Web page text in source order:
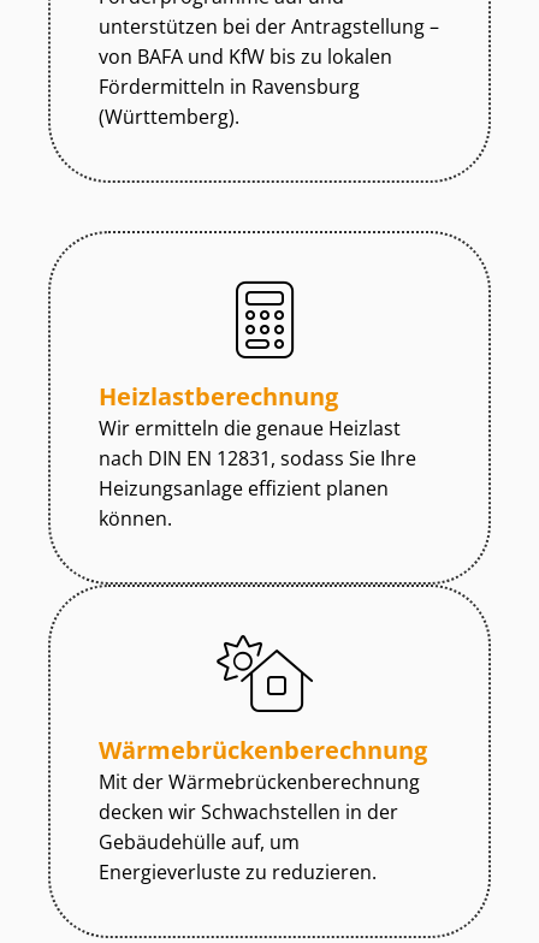
unterstützen bei der Antragstellung –
von BAFA und KfW bis zu lokalen
Fördermitteln in Ravensburg
(Württemberg).
Heiz­last­be­rech­nung
Wir ermitteln die genaue Heizlast
nach DIN EN 12831, sodass Sie Ihre
Heizungsanlage effizient planen
können.
Wär­me­brü­cken­be­rech­nung
Mit der Wär­me­brü­cken­be­rech­nung
decken wir Schwachstellen in der
Gebäudehülle auf, um
Energieverluste zu reduzieren.